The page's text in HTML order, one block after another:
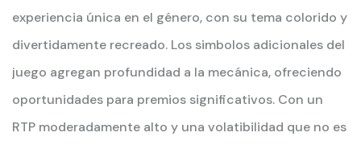
experiencia única en el género, con su tema colorido y
divertidamente recreado. Los simbolos adicionales del
juego agregan profundidad a la mecánica, ofreciendo
oportunidades para premios significativos. Con un
RTP moderadamente alto y una volatibilidad que no es